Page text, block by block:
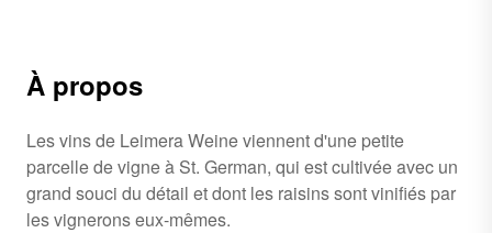
À propos
Les vins de Leimera Weine viennent d'une petite
parcelle de vigne à St. German, qui est cultivée avec un
grand souci du détail et dont les raisins sont vinifiés par
les vignerons eux-mêmes.